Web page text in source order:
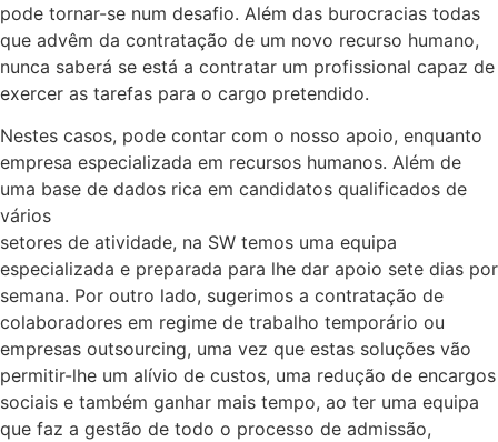
pode tornar-se num desafio. Além das burocracias todas
que advêm da contratação de um novo recurso humano,
nunca saberá se está a contratar um profissional capaz de
exercer as tarefas para o cargo pretendido.
Nestes casos, pode contar com o nosso apoio, enquanto
empresa especializada em recursos humanos. Além de
uma base de dados rica em candidatos qualificados de
vários
setores de atividade, na SW temos uma equipa
especializada e preparada para lhe dar apoio sete dias por
semana. Por outro lado, sugerimos a contratação de
colaboradores em regime de trabalho temporário ou
empresas outsourcing, uma vez que estas soluções vão
permitir-lhe um alívio de custos, uma redução de encargos
sociais e também ganhar mais tempo, ao ter uma equipa
que faz a gestão de todo o processo de admissão,